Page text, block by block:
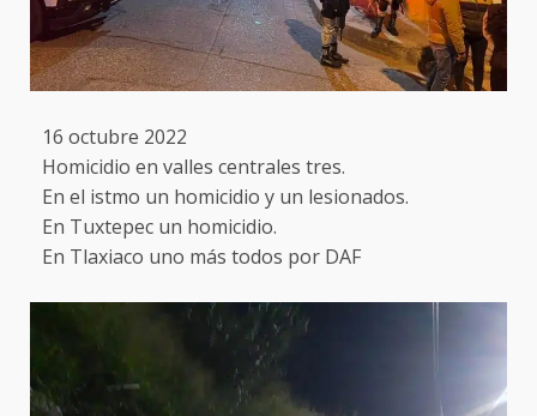
16 octubre 2022
Homicidio en valles centrales tres.
En el istmo un homicidio y un lesionados.
En Tuxtepec un homicidio.
En Tlaxiaco uno más todos por DAF